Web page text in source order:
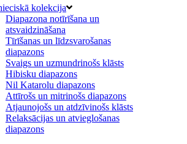
kolekcija
Diapazona notīrīšana un
atsvaidzināšana
Tīrīšanas un līdzsvarošanas
diapazons
Svaigs un uzmundrinošs klāsts
Hibisku diapazons
Nil Katarolu diapazons
Attīrošs un mitrinošs diapazons
Atjaunojošs un atdzīvinošs klāsts
Relaksācijas un atvieglošanas
diapazons